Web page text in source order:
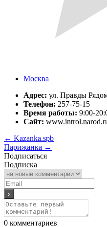
Москва
Адрес: ул. Правды
Телефон: 257-75-15
Время работы: 9:00-
Сайт:
← Kazanka.spb
Парижанка →
Подписаться
Подписка
0 комментариев